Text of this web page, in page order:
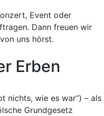
Event oder
Dann freuen wir
uns hörst.
Erben
nichts, wie es war“) – als
Grundgesetz